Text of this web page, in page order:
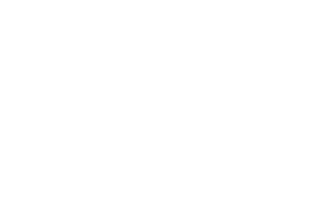
Corrente de Transmissão
de Mcu